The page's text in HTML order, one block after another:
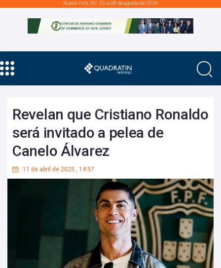
Nueva York, NY., EU a 08 de agosto de 2026
Revelan que Cristiano Ronaldo
será invitado a pelea de
Canelo Álvarez
11 de abril de 2025 , 14:57